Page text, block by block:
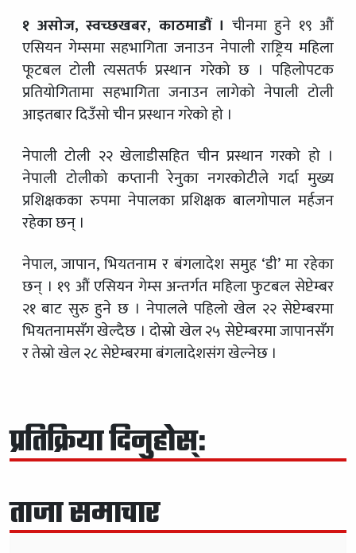
१ असोज, स्वच्छखबर, काठमाडौं । चीनमा हुने १९ औं
एसियन गेम्समा सहभागिता जनाउन नेपाली राष्ट्रिय महिला
फूटबल टोली त्यसतर्फ प्रस्थान गरेको छ । पहिलोपटक
प्रतियोगितामा सहभागिता जनाउन लागेको नेपाली टोली
आइतबार दिउँसो चीन प्रस्थान गरेको हो ।
नेपाली टोली २२ खेलाडीसहित चीन प्रस्थान गरको हो ।
नेपाली टोलीको कप्तानी रेनुका नगरकोटीले गर्दा मुख्य
प्रशिक्षकका रुपमा नेपालका प्रशिक्षक बालगोपाल मर्हजन
रहेका छन् ।
नेपाल, जापान, भियतनाम र बंगलादेश समुह ‘डी’ मा रहेका
छन् । १९ औं एसियन गेम्स अन्तर्गत महिला फुटबल सेप्टेम्बर
२१ बाट सुरु हुने छ । नेपालले पहिलो खेल २२ सेप्टेम्बरमा
भियतनामसँग खेल्दैछ । दोस्रो खेल २५ सेप्टेम्बरमा जापानसँग
र तेस्रो खेल २८ सेप्टेम्बरमा बंगलादेशसंग खेल्नेछ ।
प्रतिक्रिया दिनुहोस्:
ताजा समाचार